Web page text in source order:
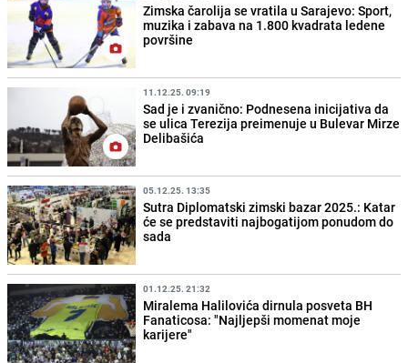
Zimska čarolija se vratila u Sarajevo: Sport,
muzika i zabava na 1.800 kvadrata ledene
površine
11.12.25. 09:19
Sad je i zvanično: Podnesena inicijativa da
se ulica Terezija preimenuje u Bulevar Mirze
Delibašića
05.12.25. 13:35
Sutra Diplomatski zimski bazar 2025.: Katar
će se predstaviti najbogatijom ponudom do
sada
01.12.25. 21:32
Miralema Halilovića dirnula posveta BH
Fanaticosa: "Najljepši momenat moje
karijere"